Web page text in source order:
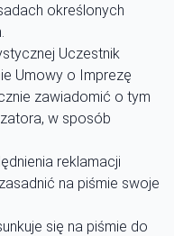
określonych
Uczestnik
Umowy o Imprezę
zawiadomić o tym
w sposób
reklamacji
na piśmie swoje
się na piśmie do